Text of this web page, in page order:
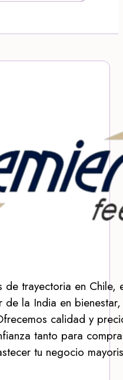
trayectoria en Chile,
de la India en
calidad y
tanto para
tu negocio